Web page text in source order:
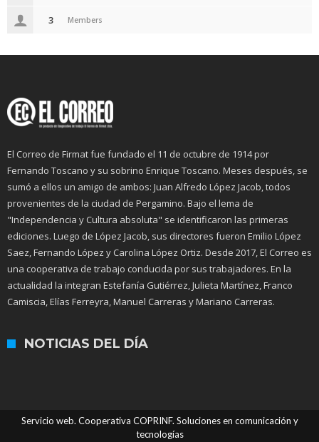
3 Members
El Correo de Firmat fue fundado el 11 de octubre de 1914 por
Fernando Toscano y su sobrino Enrique Toscano. Meses después, se
sumó a ellos un amigo de ambos: Juan Alfredo López Jacob, todos
provenientes de la ciudad de Pergamino. Bajo el lema de
"Independencia y Cultura absoluta" se identificaron las primeras
ediciones. Luego de López Jacob, sus directores fueron Emilio López
Saez, Fernando López y Carolina López Ortiz. Desde 2017, El Correo es
una cooperativa de trabajo conducida por sus trabajadores. En la
actualidad la integran Estefanía Gutiérrez, Julieta Martínez, Franco
Camiscia, Elías Ferreyra, Manuel Carreras y Mariano Carreras.
NOTICIAS DEL DÍA
Servicio web. Cooperativa COPRINF. Soluciones en comunicación y
tecnologías